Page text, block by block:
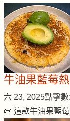
牛油果藍莓
六 23, 2025點擊
📜 這款牛油果藍